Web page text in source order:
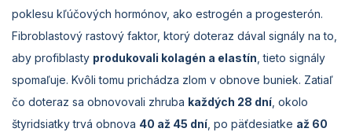
poklesu kľúčových hormónov, ako estrogén a progesterón.
Fibroblastový rastový faktor, ktorý doteraz dával signály na to,
aby profiblasty produkovali kolagén a elastín , tieto signály
spomaľuje. Kvôli tomu prichádza zlom v obnove buniek. Zatiaľ
čo doteraz sa obnovovali zhruba každých 28 dní , okolo
štyridsiatky trvá obnova 40 až 45 dní , po päťdesiatke až 60